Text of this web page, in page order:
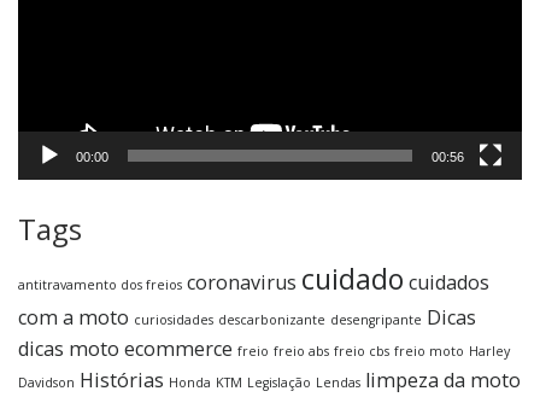
00:00 00:56
Tags
antitravamento dos freios coronavirus cuidado cuidados
com a moto curiosidades descarbonizante desengripante Dicas
dicas moto ecommerce freio freio abs freio cbs freio moto Harley
Davidson Histórias Honda KTM Legislação Lendas limpeza da moto